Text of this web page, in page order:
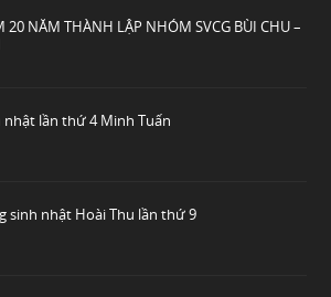
20 NĂM THÀNH LẬP NHÓM SVCG BÙI CHU –
lần thứ 4 Minh Tuấn
sinh nhật Hoài Thu lần thứ 9